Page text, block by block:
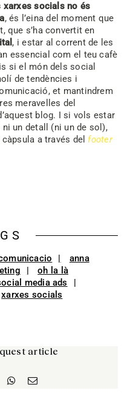
xarxes socials no és
, és l’eina del moment que
que s’ha convertit en
, i estar al corrent de les
essencial com el teu cafè
si el món dels social
de tendències i
et mantindrem
meravelles del
blog. I si vols estar
ni un detall (ni un de sol),
a través del footer
anna
oh la là
media ads
xarxes socials
article
WhatsApp
Email: